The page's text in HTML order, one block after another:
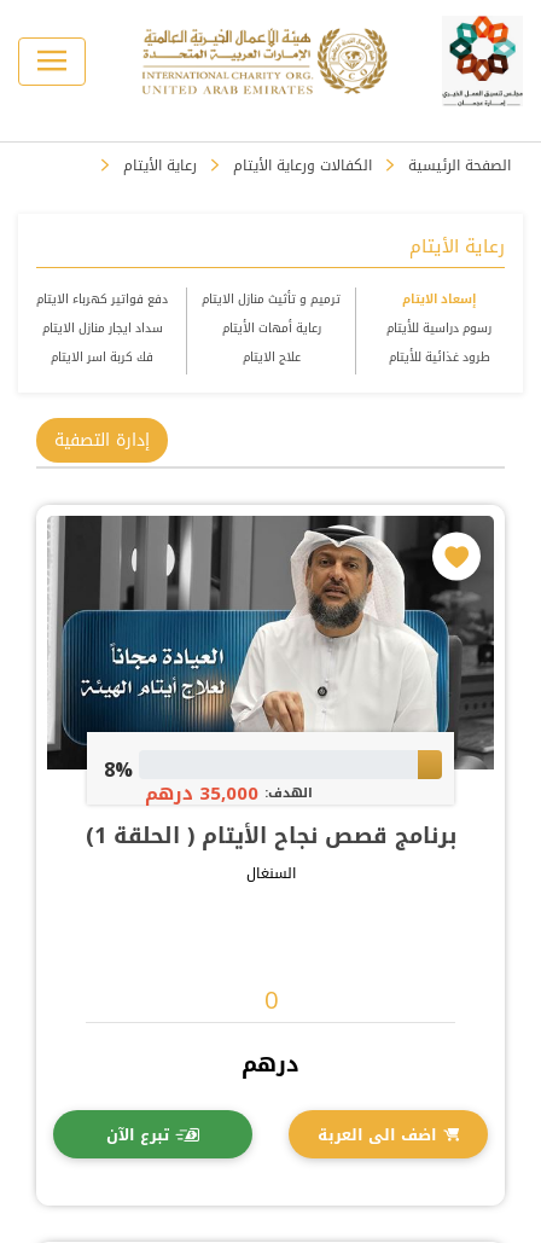
الصفحة الرئيسية الكفالات ورعاية الأيتام رعاية الأيتام
رعاية الأيتام
إسعاد الايتام ترميم و تأثيث منازل الايتام
دفع فواتير كهرباء الايتام
رسوم دراسية للأيتام
رعاية أمهات الأيتام
سداد ايجار منازل الايتام
طرود غذائية للأيتام
علاج الايتام فك كربة اسر الايتام
إدارة التصفية
8%
الهدف: 35,000 درهم
برنامج قصص نجاح الأيتام ( الحلقة 1)
السنغال
درهم
اضف الى العربة تبرع الآن